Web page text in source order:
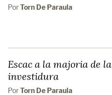
PorTorn De Paraula
Escac a la majoria de la
investidura
PorTorn De Paraula